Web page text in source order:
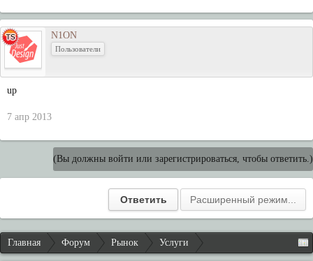
N1ON
Пользователи
up
7 апр 2013
(Вы должны войти или зарегистрироваться, чтобы ответить.)
Главная Форум Рынок Услуги